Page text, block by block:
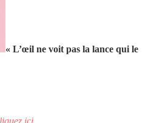
« L’œil ne voit pas la lance qui le